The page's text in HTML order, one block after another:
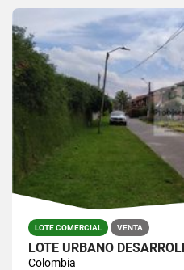
LOTE COMERCIAL VENTA
Colombia